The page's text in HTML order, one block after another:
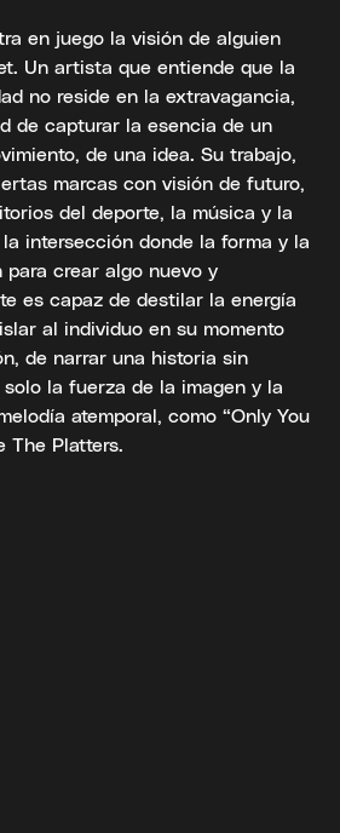
en juego la visión de alguien
Un artista que entiende que la
no reside en la extravagancia,
de capturar la esencia de un
de una idea. Su trabajo,
marcas con visión de futuro,
del deporte, la música y la
intersección donde la forma y la
crear algo nuevo y
es capaz de destilar la energía
al individuo en su momento
de narrar una historia sin
la fuerza de la imagen y la
atemporal, como “Only You
The Platters.